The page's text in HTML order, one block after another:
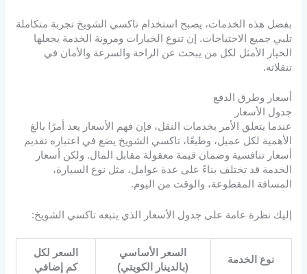
بفضل هذه الخدمات، يصبح استخدام تاكسي الشويخ تجربة متكاملة
تلبي جميع الاحتياجات. إن تنوع الخيارات ومرونة الخدمة يجعلها
الخيار الأمثل لكل من يبحث عن الراحة والسرعة والأمان في
تنقلاته.
أسعار وطرق الدفع
جدول الأسعار
عندما يتعلق الأمر بخدمات النقل، فإن فهم الأسعار يعد أمرًا بالغ
الأهمية لكل عميل، وطبعًا، تاكسي الشويخ يضع في اعتباره تقديم
أسعار تنافسية وضمان قيمة معقولة مقابل المال. ولكن أسعار
الخدمة قد تختلف بناءً على عدة عوامل، مثل نوع السيارة،
المسافة المقطوعة، والوقت من اليوم.
إليك نظرة عامة على جدول الأسعار الذي يتبعه تاكسي الشويخ:
نوع الخدمة
السعر الأساسي
(بالدينار الكويتي)
السعر لكل
كم إضافي